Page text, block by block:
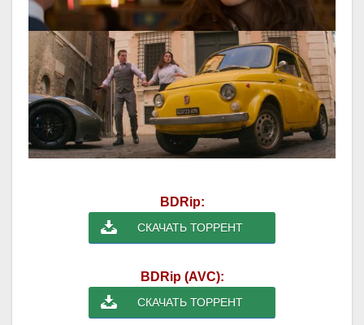
BDRip:
СКАЧАТЬ ТОРРЕНТ
BDRip (AVC):
СКАЧАТЬ ТОРРЕНТ